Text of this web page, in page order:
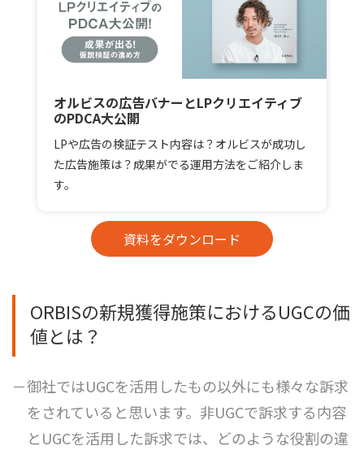
オルビスの広告バナーとLPクリエイティブ
のPDCA大公開
LPや広告の検証テスト内容は？オルビスが成功し
た広告施策は？成果がでる運用方法をご紹介しま
す。
資料をダウンロード
ORBISの新規獲得施策におけるUGCの価
値とは？
－御社ではUGCを活用したもの以外にも様々な訴求
をされていると思います。非UGCで訴求する内容
とUGCを活用した訴求では、どのような役割の違